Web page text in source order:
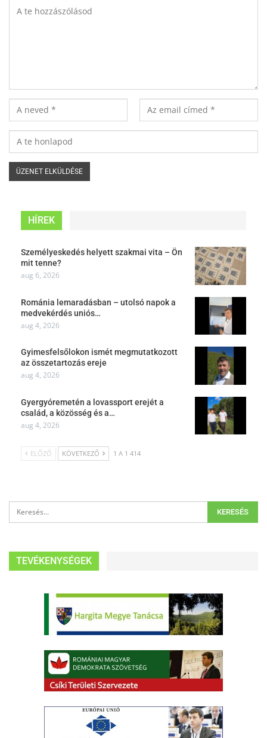
HÍREK
Személyeskedés helyett szakmai vita – Ön
mit tenne?
aug 6, 2026
Románia lemaradásban – utolsó napok a
medvekérdés uniós…
aug 4, 2026
Gyimesfelsőlokon ismét megmutatkozott
az összetartozás ereje
aug 4, 2026
Gyergyóremetén a lovassport erejét a
család, a közösség és a…
aug 4, 2026
ELŐZŐ KÖVETKEZŐ 1 A 1 414
TEVÉKENYSÉGEK